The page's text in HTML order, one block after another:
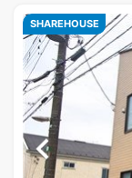
SHAREHOUSE